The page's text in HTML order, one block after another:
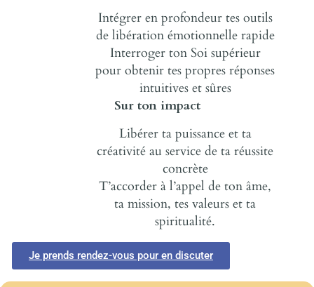
Intégrer en profondeur tes outils
de libération émotionnelle rapide
Interroger ton Soi supérieur
pour obtenir tes propres réponses
intuitives et sûres
Sur ton impact
Libérer ta puissance et ta
créativité au service de ta réussite
concrète
T’accorder à l’appel de ton âme,
ta mission, tes valeurs et ta
spiritualité.
Je prends rendez-vous pour en discuter